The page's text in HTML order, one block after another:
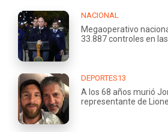
NACIONAL
Megaoperativo
33.887 controles en
DEPORTES13
A los 68 años murió
representante de